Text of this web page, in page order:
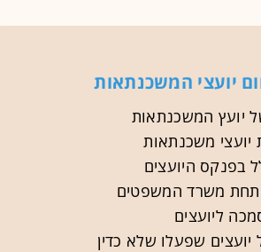
יועצי המשכנתאות
יועץ המשכנתאות
משכנתאות
בפנקס היועצים
תחת משרד המשפטים
ליועצים
שפעלו שלא כדין